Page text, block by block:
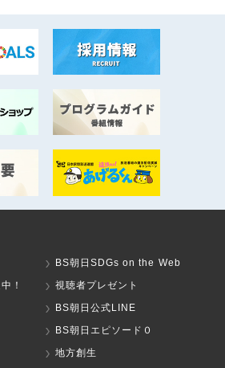
BS朝日SDGs on the Web
！
視聴者プレゼント
BS朝日公式LINE
BS朝日エピソード０
地方創生